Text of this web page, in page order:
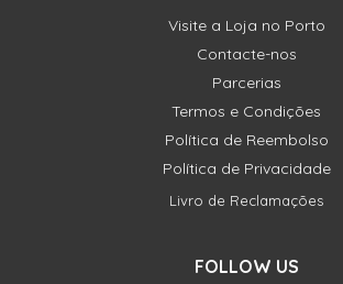
Visite a Loja no Porto
Contacte-nos
Parcerias
Termos e Condições
Política de Reembolso
Política de Privacidade
Livro de Reclamações
FOLLOW US